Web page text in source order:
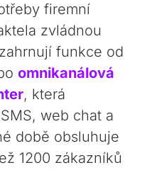
firemní
zvládnou
funkce od
omnikanálová
, která
web chat a
době obsluhuje
1200 zákazníků